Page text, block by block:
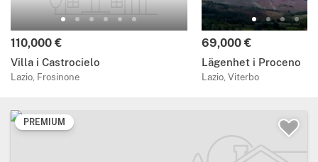
110,000 €
Villa i Castrocielo
Lazio, Frosinone
69,000 €
Lägenhet i Proceno
Lazio, Viterbo
PREMIUM